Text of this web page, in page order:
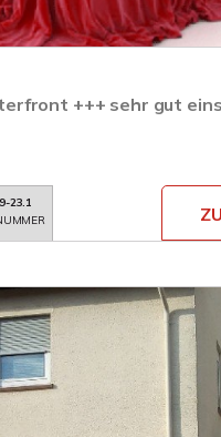
+++ sehr gut
23.1